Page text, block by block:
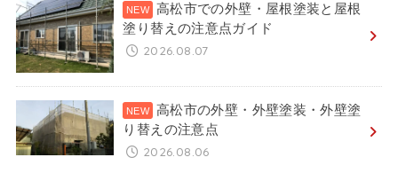
高松市での外壁・屋根塗装と屋根
塗り替えの注意点ガイド
2026.08.07
高松市の外壁・外壁塗装・外壁塗
り替えの注意点
2026.08.06